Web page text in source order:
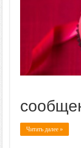
Читать далее »